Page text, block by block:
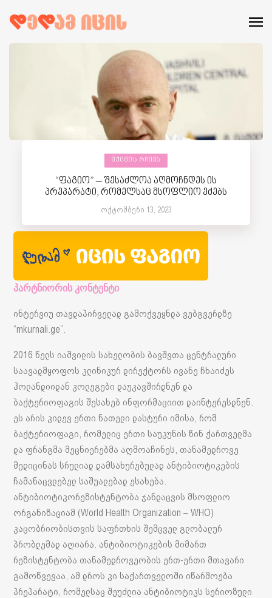
ᲔᲥᲘᲛᲘᲡ ᲠᲩᲔᲕᲐ
“ფაგიო” – შესაძლოა აღმოჩნდეს ის
პრეპარატი, რომელსაც მსოფლიო ეძებს
ოქტომბერი 13, 2023
პარტნიორის კონტენტი
ინტერვიუ თავდაპირველად გამოქვეყნდა ვებგვერდზე
“mkurnali.ge”.
2016 წელს იაშვილის სახელობის ბავშვთა ცენტრალური
საავადმყოფოს კლინიკურ დირექტორს ივანე ჩხაიძეს
ჰოლანდიიდან კოლეგები დაუკავშირდნენ და
ბაქტერიოფაგის შესახებ ინფორმაციით დაინტერესდნენ.
ეს არის კიდევ ერთი ნათელი დასტური იმისა, რომ
ბაქტერიოფაგი, რომელიც ერთი საუკუნის წინ ქართველმა
და ფრანგმა მეცნიერებმა აღმოაჩინეს, თანამედროვე
მედიცინას სრულიად დამსახურებულად ანტიბიოტიკების
ჩამანაცვლებელ საშუალებად ესახება.
ანტიბიოტიკორეზისტენტობა ჯანდაცვის მსოფლიო
ორგანიზაციამ (World Health Organization – WHO)
კაცობრიობისთვის საფრთხის შემცველ გლობალურ
პრობლემად აღიარა. ანტიბიოტიკების მიმართ
რეზისტენტობა თანამედროვეობის ერთ-ერთი მთავარი
გამოწვევაა, ამ დროს კი საქართველოში იწარმოება
პრეპარატი, რომელსაც შეუძლია ანტიბიოტიკს სერიოზული